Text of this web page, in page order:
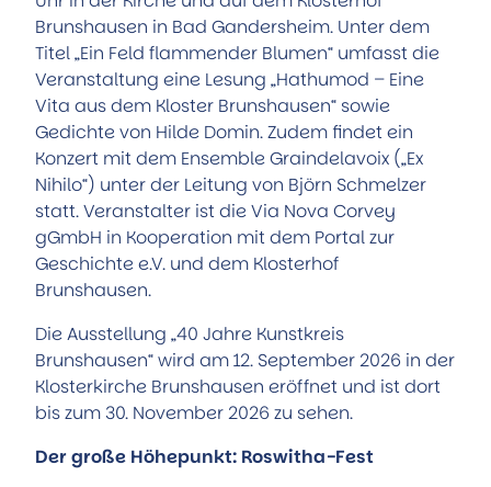
Brunshausen in Bad Gandersheim. Unter dem
Titel „Ein Feld flammender Blumen“ umfasst die
Veranstaltung eine Lesung „Hathumod – Eine
Vita aus dem Kloster Brunshausen“ sowie
Gedichte von Hilde Domin. Zudem findet ein
Konzert mit dem Ensemble Graindelavoix („Ex
Nihilo“) unter der Leitung von Björn Schmelzer
statt. Veranstalter ist die Via Nova Corvey
gGmbH in Kooperation mit dem Portal zur
Geschichte e.V. und dem Klosterhof
Brunshausen.
Die Ausstellung „40 Jahre Kunstkreis
Brunshausen“ wird am 12. September 2026 in der
Klosterkirche Brunshausen eröffnet und ist dort
bis zum 30. November 2026 zu sehen.
Der große Höhepunkt: Roswitha-Fest